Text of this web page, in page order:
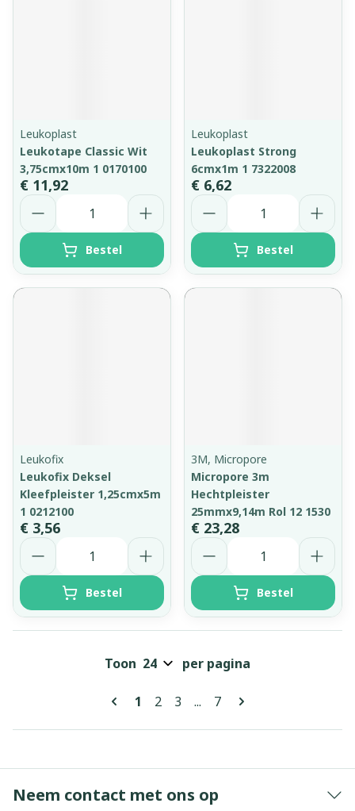
Leukoplast
Leukotape Classic Wit
3,75cmx10m 1 0170100
€ 11,92
Aantal
Bestel
Leukoplast
Leukoplast Strong
6cmx1m 1 7322008
€ 6,62
Aantal
Bestel
Leukofix
Leukofix Deksel
Kleefpleister 1,25cmx5m
1 0212100
€ 3,56
Aantal
Bestel
3M, Micropore
Micropore 3m
Hechtpleister
25mmx9,14m Rol 12 1530
€ 23,28
Aantal
Bestel
Pagina's
U lees momenteel pagina
1 Pagina
2 Pagina
3 ... Pagina
7
Toon per pagina
Neem contact met ons op